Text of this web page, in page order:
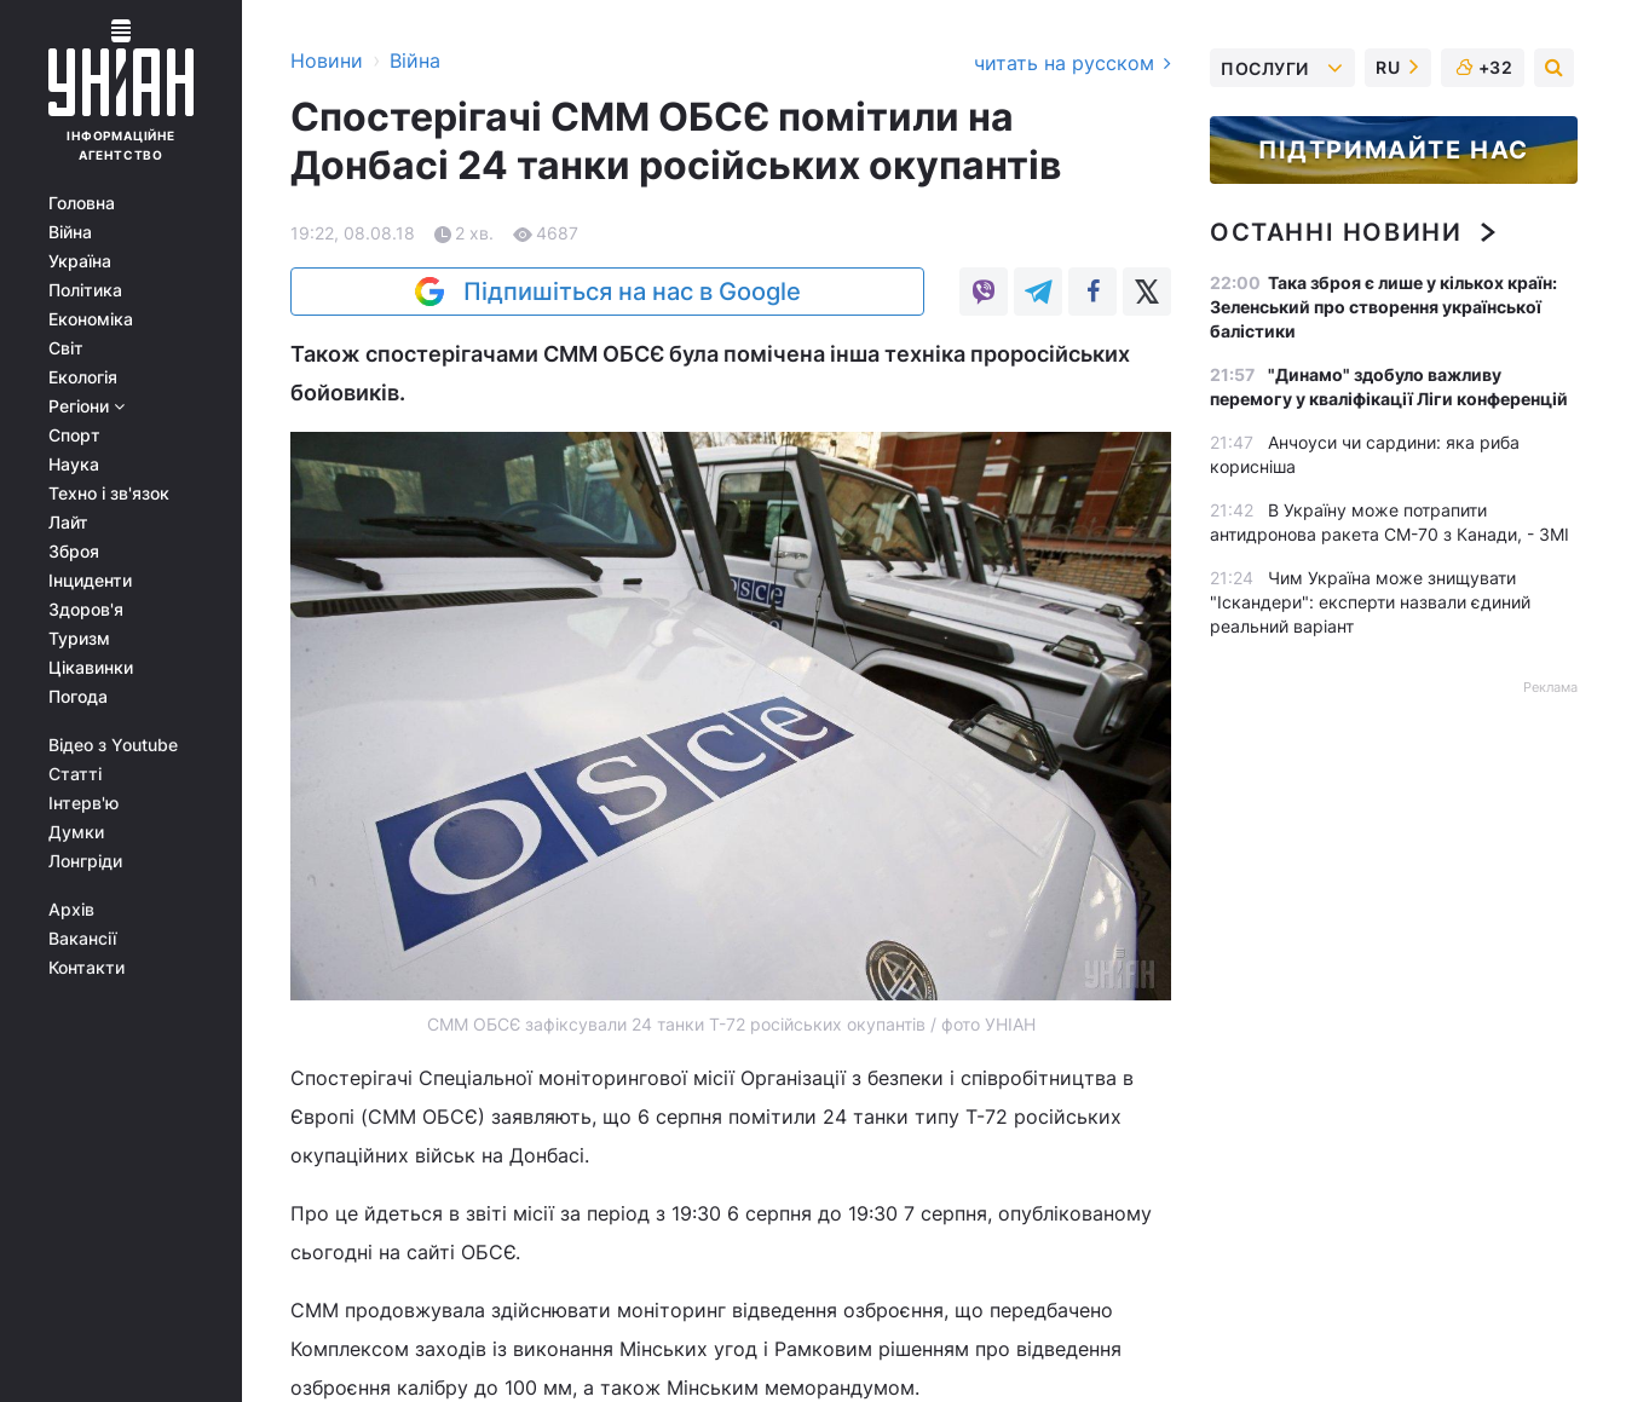
ІНФОРМАЦІЙНЕ
АГЕНТСТВО
Головна
Війна
Україна
Політика
Економіка
Світ
Екологія
Регіони
Спорт
Наука
Техно і зв'язок
Лайт
Зброя
Інциденти
Здоров'я
Туризм
Цікавинки
Погода
Відео з Youtube
Статті
Інтерв'ю
Думки
Лонгріди
Архів
Вакансії
Контакти
Новини › Війна читать на русском
Спостерігачі СММ ОБСЄ помітили на
Донбасі 24 танки російських окупантів
19:22, 08.08.18 2 хв. 4687
Підпишіться на нас в Google
Також спостерігачами СММ ОБСЄ була помічена інша техніка проросійських
бойовиків.
СММ ОБСЄ зафіксували 24 танки Т-72 російських окупантів / фото УНІАН
Спостерігачі Спеціальної моніторингової місії Організації з безпеки і співробітництва в
Європі (СММ ОБСЄ) заявляють, що 6 серпня помітили 24 танки типу Т-72 російських
окупаційних військ на Донбасі.
Про це йдеться в звіті місії за період з 19:30 6 серпня до 19:30 7 серпня, опублікованому
сьогодні на сайті ОБСЄ.
СММ продовжувала здійснювати моніторинг відведення озброєння, що передбачено
Комплексом заходів із виконання Мінських угод і Рамковим рішенням про відведення
озброєння калібру до 100 мм, а також Мінським меморандумом.
ПОСЛУГИ RU +32
ПІДТРИМАЙТЕ НАС
ОСТАННІ НОВИНИ
22:00 Така зброя є лише у кількох країн:
Зеленський про створення української
балістики
21:57
"Динамо" здобуло важливу
перемогу у кваліфікації Ліги конференцій
21:47
Анчоуси чи сардини: яка риба
корисніша
21:42
В Україну може потрапити
антидронова ракета CM-70 з Канади, - ЗМІ
21:24
Чим Україна може знищувати
"Іскандери": експерти назвали єдиний
реальний варіант
Реклама